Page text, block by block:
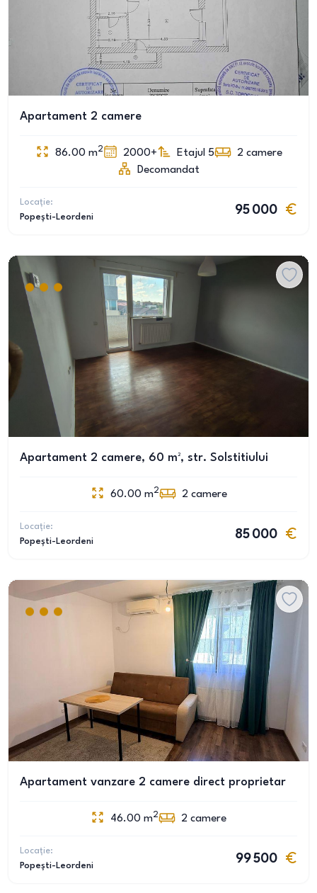
Apartament 2 camere
86.00 m2 2000+ Etajul 5 2 camere
Decomandat
Locație:
Popești-Leordeni
95 000
Apartament 2 camere, 60 m², str. Solstitiului
60.00 m2 2 camere
Locație:
Popești-Leordeni
85 000
Apartament vanzare 2 camere direct proprietar
46.00 m2 2 camere
Locație:
Popești-Leordeni
99 500